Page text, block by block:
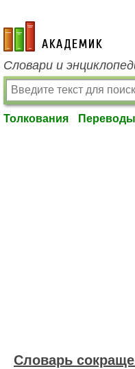
academic.ru
Словари и
Толкования Переводы
Словарь